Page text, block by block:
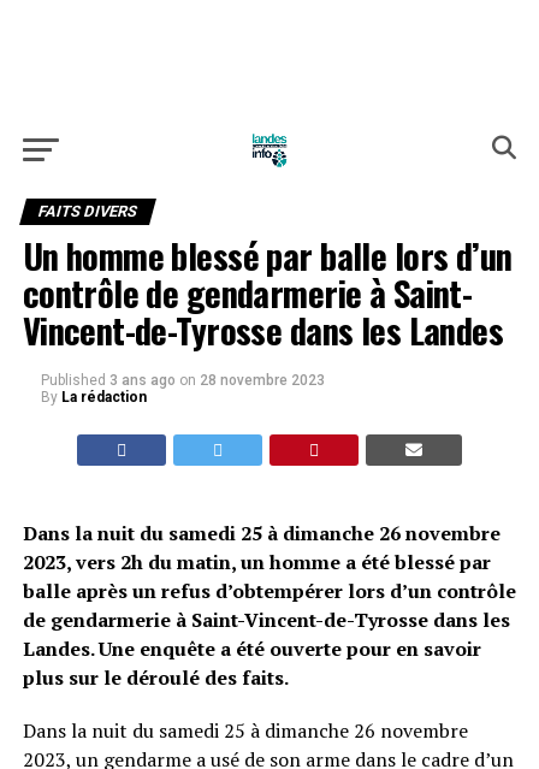
FAITS DIVERS
Un homme blessé par balle lors d’un
contrôle de gendarmerie à Saint-
Vincent-de-Tyrosse dans les Landes
Published 3 ans ago on 28 novembre 2023
By La rédaction
Dans la nuit du samedi 25 à dimanche 26 novembre
2023, vers 2h du matin, un homme a été blessé par
balle après un refus d’obtempérer lors d’un contrôle
de gendarmerie à Saint-Vincent-de-Tyrosse dans les
Landes. Une enquête a été ouverte pour en savoir
plus sur le déroulé des faits.
Dans la nuit du samedi 25 à dimanche 26 novembre
2023, un gendarme a usé de son arme dans le cadre d’un